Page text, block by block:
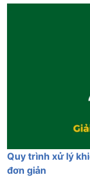
Quy trình xử lý
đơn giản